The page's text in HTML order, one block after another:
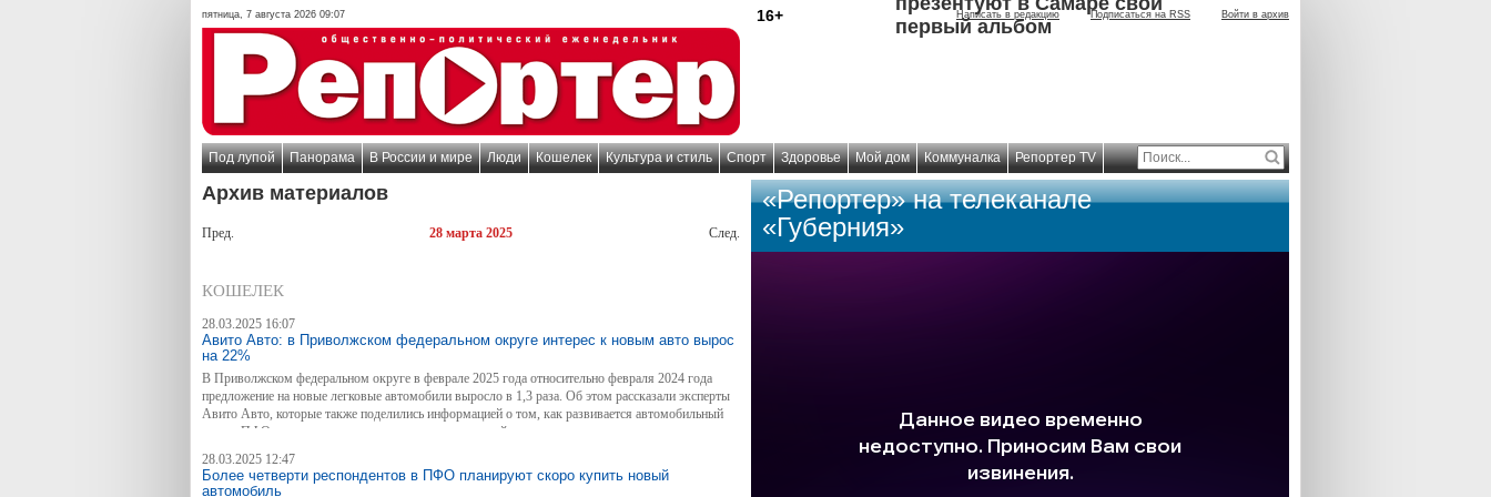
пятница, 7 августа 2026 09:07 16+ Написать в редакцию Подписаться на RSS Войти в архив
первый альбом
Под лупой Панорама В России и мире Люди Кошелек Культура и стиль Спорт Здоровье Мой дом Коммуналка Репортер TV
Архив материалов
Пред. 28 марта 2025 След.
КОШЕЛЕК
28.03.2025 16:07
Авито Авто: в Приволжском федеральном округе интерес к новым авто вырос
на 22%
В Приволжском федеральном округе в феврале 2025 года относительно февраля 2024 года
предложение на новые легковые автомобили выросло в 1,3 раза. Об этом рассказали эксперты
Авито Авто, которые также поделились информацией о том, как развивается автомобильный
рынок ПФО, как меняются предпочтения покупателей, какие инструменты помогают дилерам
28.03.2025 12:47
Более четверти респондентов в ПФО планируют скоро купить новый
автомобиль
«Репортер» на телеканале
«Губерния»